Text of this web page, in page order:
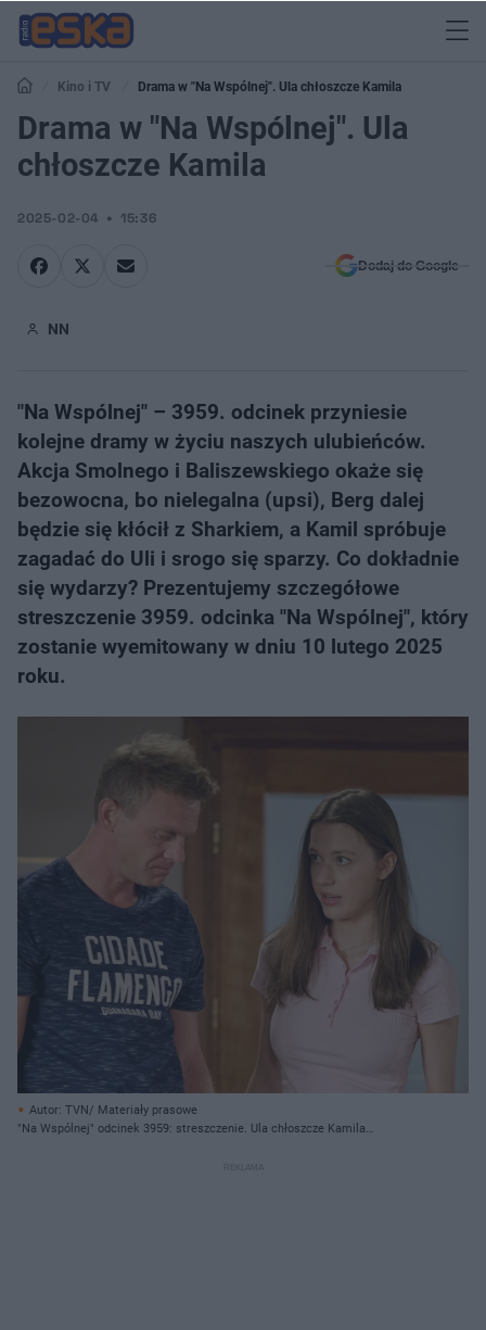
Kino i TV Drama w "Na Wspólnej". Ula chłoszcze Kamila
Drama w "Na Wspólnej". Ula
chłoszcze Kamila
2025-02-04 15:36
Dodaj do Google
NN
"Na Wspólnej" – 3959. odcinek przyniesie
kolejne dramy w życiu naszych ulubieńców.
Akcja Smolnego i Baliszewskiego okaże się
bezowocna, bo nielegalna (upsi), Berg dalej
będzie się kłócił z Sharkiem, a Kamil spróbuje
zagadać do Uli i srogo się sparzy. Co dokładnie
się wydarzy? Prezentujemy szczegółowe
streszczenie 3959. odcinka "Na Wspólnej", który
zostanie wyemitowany w dniu 10 lutego 2025
roku.
Autor: TVN/ Materiały prasowe
"Na Wspólnej" odcinek 3959: streszczenie. Ula chłoszcze Kamila